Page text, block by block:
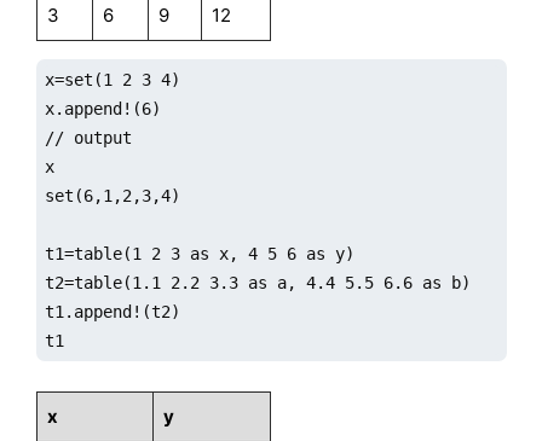
3 6 9 12
x=set(1 2 3 4)
x.append!(6)
// output
x
set(6,1,2,3,4)
t1=table(1 2 3 as x, 4 5 6 as y)
t2=table(1.1 2.2 3.3 as a, 4.4 5.5 6.6 as b)
t1.append!(t2)
t1
x y